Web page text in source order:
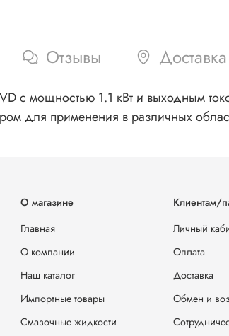
Отзывы
с мощностью 1.1 кВт и выходным
для применения в различных
О магазине
Главная
О компании
Наш каталог
Импортные товары
Смазочные жидкости
Клиентам/
Личный
Оплата
Доставка
Обмен и